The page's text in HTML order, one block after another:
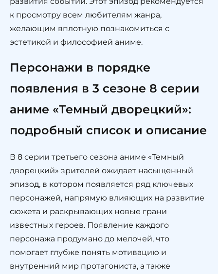
к просмотру всем любителям жанра,
желающим вплотную познакомиться с
эстетикой и философией аниме.
Персонажи в порядке
появления в 3 сезоне 8 серии
аниме «Темный дворецкий»:
подробный список и описание
В 8 серии третьего сезона аниме «Темный
дворецкий» зрителей ожидает насыщенный
эпизод, в котором появляется ряд ключевых
персонажей, напрямую влияющих на развитие
сюжета и раскрывающих новые грани
известных героев. Появление каждого
персонажа продумано до мелочей, что
помогает глубже понять мотивацию и
внутренний мир протагониста, а также